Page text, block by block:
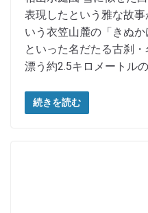
表現したという雅な故
いう衣笠山麓の「きぬ
といった名だたる古刹
漂う約2.5キロメートル
続きを読む